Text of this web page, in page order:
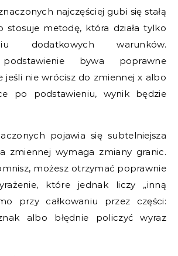
najczęściej gubi się stałą
stosuje metodę, która działa tylko
dodatkowych warunków.
podstawienie bywa poprawne
jeśli nie wrócisz do zmiennej x albo
po podstawieniu, wynik będzie
pojawia się subtelniejsza
zmiennej wymaga zmiany granic.
możesz otrzymać poprawnie
które jednak liczy „inną
przy całkowaniu przez części:
albo błędnie policzyć wyraz